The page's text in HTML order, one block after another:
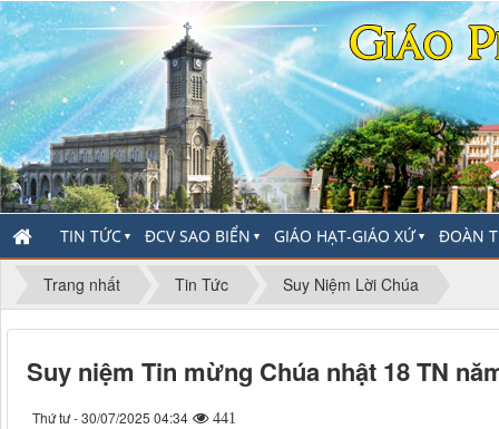
TIN TỨC ▼ ĐCV SAO BIỂN ▼ GIÁO HẠT-GIÁO XỨ▼ ĐOÀN
Trang nhất Tin Tức Suy Niệm Lời Chúa
Suy niệm Tin mừng Chúa nhật 18 TN
Thứ tư - 30/07/2025 04:34 441